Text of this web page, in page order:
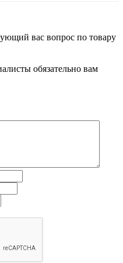
вас вопрос по товару
обязательно вам